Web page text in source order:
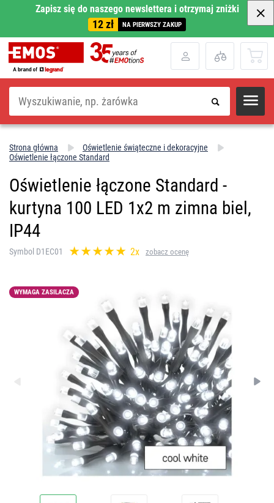
Zapisz się do naszego newslettera i otrzymaj zniżki
12 zł NA PIERWSZY ZAKUP
Szukaj
Strona główna
Oświetlenie świąteczne i dekoracyjne
Oświetlenie łączone Standard
Oświetlenie łączone Standard -
kurtyna 100 LED 1x2 m zimna biel,
IP44
Symbol D1EC01 2x zobacz ocenę
WYMAGA ZASILACZA